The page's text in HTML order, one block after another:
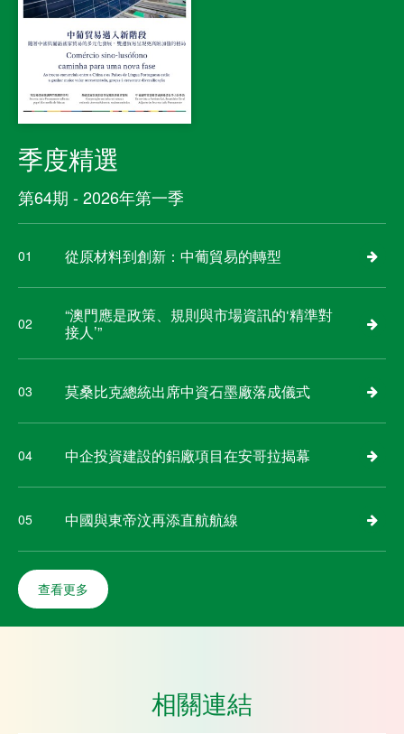
季度精選
第64期 - 2026年第一季
01 從原材料到創新：中葡貿易的轉型
02
“澳門應是政策、規則與市場資訊的‘精準對
接人’”
03 莫桑比克總統出席中資石墨廠落成儀式
04 中企投資建設的鋁廠項目在安哥拉揭幕
05 中國與東帝汶再添直航航線
查看更多
相關連結